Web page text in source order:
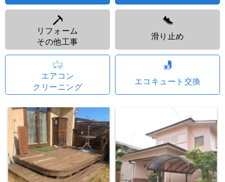
リフォーム
その他工事
滑り止め
エアコン
クリーニング
エコキュート交換